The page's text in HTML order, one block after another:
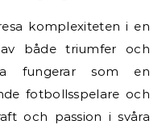
komplexiteten i en
både triumfer och
fungerar som en
fotbollsspelare och
och passion i svåra